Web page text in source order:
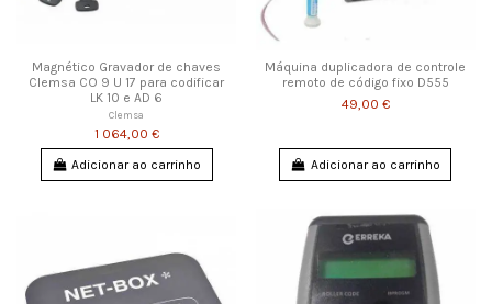
Magnético Gravador de chaves
Clemsa CO 9 U 17 para codificar
LK 10 e AD 6
Clemsa
1 064,00 €
Adicionar ao carrinho
Máquina duplicadora de controle
remoto de código fixo D555
49,00 €
Adicionar ao carrinho